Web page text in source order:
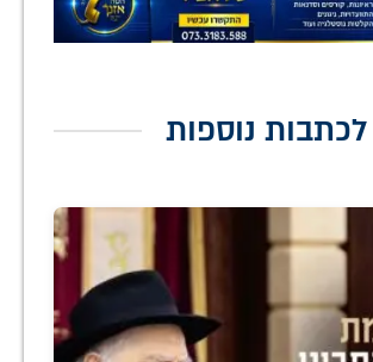
לכתבות נוספות